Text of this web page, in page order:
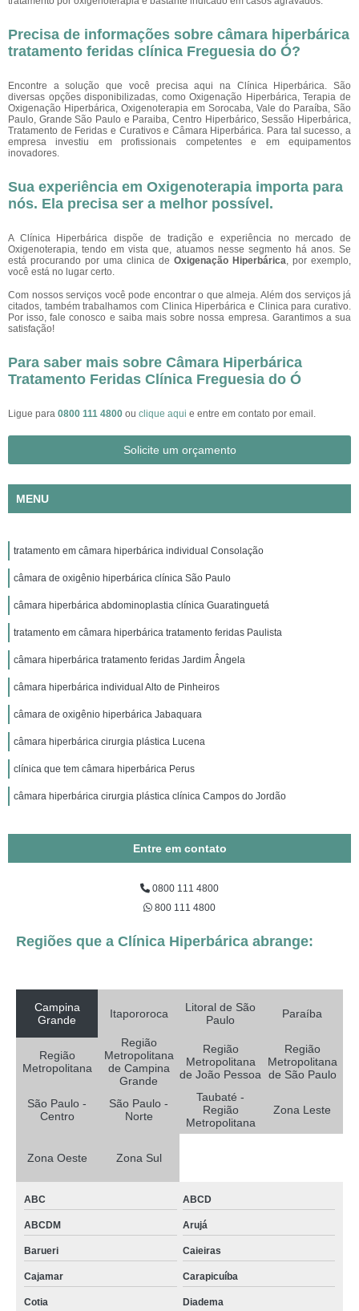
Precisa de informações sobre câmara hiperbárica
tratamento feridas clínica Freguesia do Ó?
Encontre a solução que você precisa aqui na Clínica Hiperbárica. São
diversas opções disponibilizadas, como Oxigenação Hiperbárica, Terapia de
Oxigenação Hiperbárica, Oxigenoterapia em Sorocaba, Vale do Paraíba, São
Paulo, Grande São Paulo e Paraiba, Centro Hiperbárico, Sessão Hiperbárica,
Tratamento de Feridas e Curativos e Câmara Hiperbárica. Para tal sucesso, a
empresa investiu em profissionais competentes e em equipamentos
inovadores.
Sua experiência em Oxigenoterapia importa para
nós. Ela precisa ser a melhor possível.
A Clínica Hiperbárica dispõe de tradição e experiência no mercado de
Oxigenoterapia, tendo em vista que, atuamos nesse segmento há anos. Se
está procurando por uma clinica de Oxigenação Hiperbárica, por exemplo,
você está no lugar certo.
Com nossos serviços você pode encontrar o que almeja. Além dos serviços já
citados, também trabalhamos com Clinica Hiperbárica e Clinica para curativo.
Por isso, fale conosco e saiba mais sobre nossa empresa. Garantimos a sua
satisfação!
Para saber mais sobre Câmara Hiperbárica
Tratamento Feridas Clínica Freguesia do Ó
Ligue para 0800 111 4800 ou clique aqui e entre em contato por email.
Solicite um orçamento
MENU
tratamento em câmara hiperbárica individual Consolação
câmara de oxigênio hiperbárica clínica São Paulo
câmara hiperbárica abdominoplastia clínica Guaratinguetá
tratamento em câmara hiperbárica tratamento feridas Paulista
câmara hiperbárica tratamento feridas Jardim Ângela
câmara hiperbárica individual Alto de Pinheiros
câmara de oxigênio hiperbárica Jabaquara
câmara hiperbárica cirurgia plástica Lucena
clínica que tem câmara hiperbárica Perus
câmara hiperbárica cirurgia plástica clínica Campos do Jordão
Entre em contato
0800 111 4800
800 111 4800
Regiões que a Clínica Hiperbárica abrange:
Campina
Grande
Itapororoca
Litoral de São
Paulo
Paraíba
Região
Metropolitana
Região
Metropolitana
de Campina
Grande
Região
Metropolitana
de João Pessoa
Região
Metropolitana
de São Paulo
São Paulo -
Centro
São Paulo -
Norte
Taubaté -
Região
Metropolitana
Zona Leste
Zona Oeste Zona Sul
ABC ABCD
ABCDM Arujá
Barueri Caieiras
Cajamar Carapicuíba
Cotia Diadema